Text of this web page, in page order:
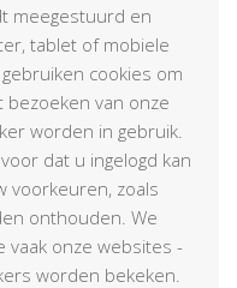
meegestuurd en
tablet of mobiele
cookies om
van onze
worden in gebruik.
dat u ingelogd kan
voorkeuren, zoals
onthouden. We
vaak onze websites -
worden bekeken.